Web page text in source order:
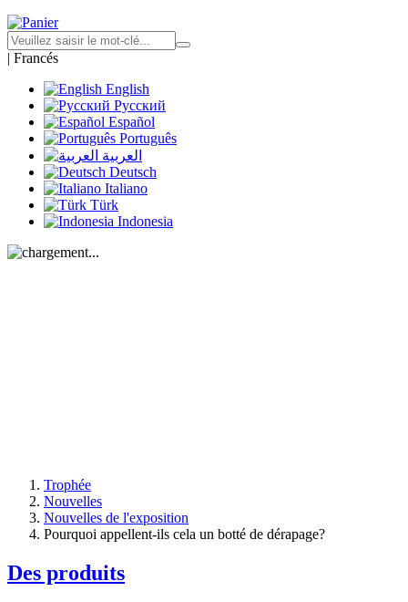
| Francés
English
Русский
Español
Português
العربية
Deutsch
Italiano
Türk
Indonesia
Trophée
Nouvelles
Nouvelles de l'exposition
Pourquoi appellent-ils cela un botté de dérapage?
Des produits